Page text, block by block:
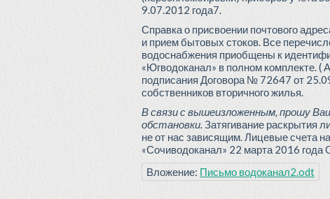
9.07.2012 года7.
Справка о присвоении почтового
и прием бытовых стоков. Все
водоснабжения приобщены к
«Югводоканал» в полном комплекте.
подписания Договора № 72647 от
собственников вторичного жилья.
В связи с вышеизложенным, прошу
обстановки. Затягивание раскрытия
не от нас зависящим. Лицевые счета
«Сочиводоканал» 22 марта 2016 года
Вложение: Письмо водоканал2.odt